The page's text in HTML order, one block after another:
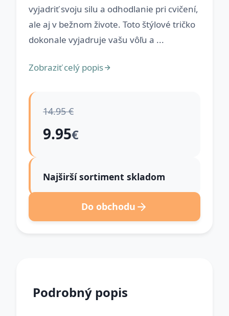
vyjadriť svoju silu a odhodlanie pri cvičení,
ale aj v bežnom živote. Toto štýlové tričko
dokonale vyjadruje vašu vôľu a ...
Zobraziť celý popis
14.95 €
9.95€
Najširší sortiment skladom
Do obchodu
Podrobný popis